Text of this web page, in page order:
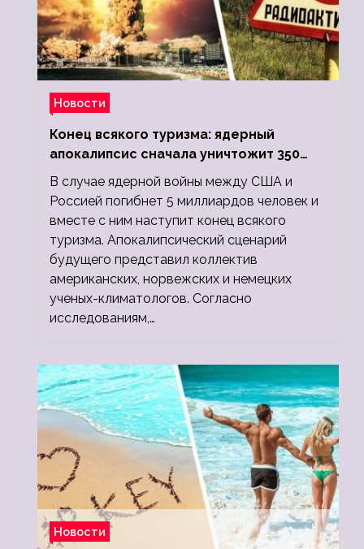
Новости
Конец всякого туризма: ядерный
апокалипсис сначала уничтожит 350
миллионов, а потом 5 миллиардов
людей
В случае ядерной войны между США и
Россией погибнет 5 миллиардов человек и
вместе с ним наступит конец всякого
туризма. Апокалипсический сценарий
будущего представил коллектив
американских, норвежских и немецких
ученых-климатологов. Согласно
исследованиям,…
Новости